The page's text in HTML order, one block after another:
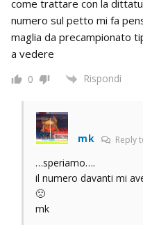
come trattare con la
numero sul petto mi fa
maglia da precampionato
a vedere
0 Rispondi
mk Reply
…speriamo….
il numero davanti mi
🙁
mk